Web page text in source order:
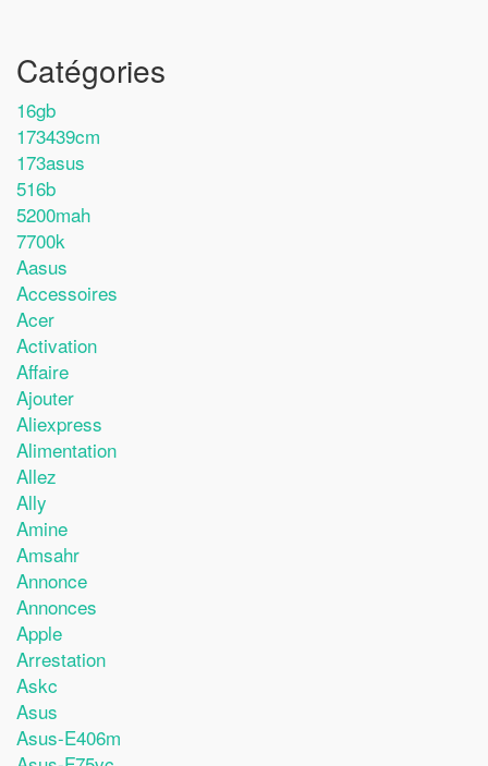
Catégories
16gb
173439cm
173asus
516b
5200mah
7700k
Aasus
Accessoires
Acer
Activation
Affaire
Ajouter
Aliexpress
Alimentation
Allez
Ally
Amine
Amsahr
Annonce
Annonces
Apple
Arrestation
Askc
Asus
Asus-E406m